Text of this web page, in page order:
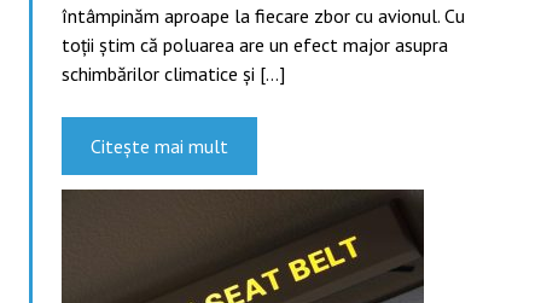
întâmpinăm aproape la fiecare zbor cu avionul. Cu
toții știm că poluarea are un efect major asupra
schimbărilor climatice și […]
Citește mai mult